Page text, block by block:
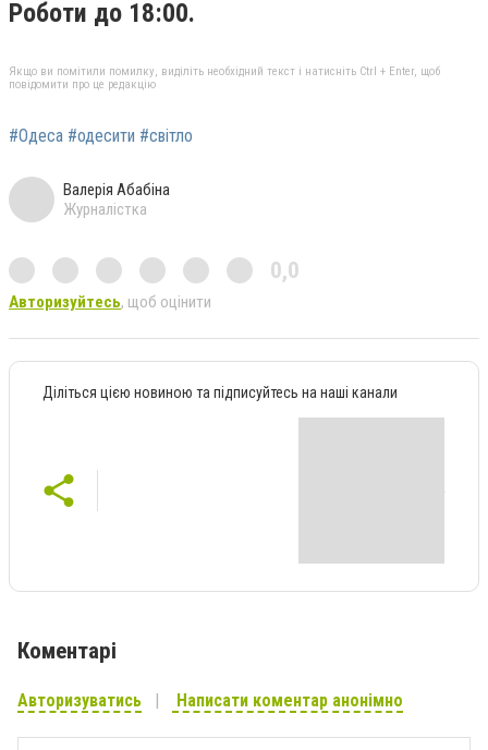
Роботи до 18:00.
Якщо ви помітили помилку, виділіть необхідний текст і натисніть Ctrl + Enter, щоб
повідомити про це редакцію
#Одеса #одесити #світло
Валерія Абабіна
Журналістка
0,0
Авторизуйтесь, щоб оцінити
Діліться цією новиною та підписуйтесь на наші канали
Коментарі
Авторизуватись Написати коментар анонімно